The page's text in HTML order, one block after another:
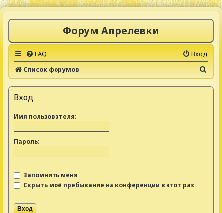
Форум Апрелевки
FAQ
Вход
Список форумов
о
с
Вход
Имя пользователя:
Пароль:
Запомнить меня
Скрыть моё пребывание на конференции в этот раз